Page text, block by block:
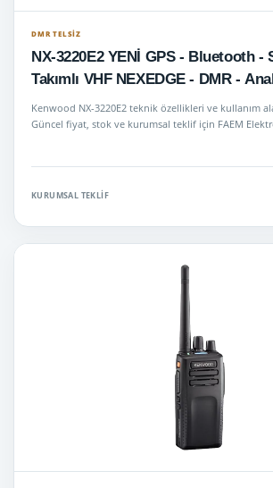
DMR TELSIZ
NX-3220E2 YENİ GPS - Bluetooth - Standart Tuş
Takımlı VHF NEXEDGE - DMR -
Telsiz
Kenwood NX-3220E2 teknik özellikleri ve kullanım
Güncel fiyat, stok ve kurumsal teklif için FAEM
KURUMSAL TEKLIF